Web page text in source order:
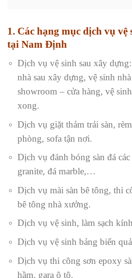
1. Các hạng mục dịch vụ vệ
tại Nam Định
Dịch vụ vệ sinh sau xây
nhà sau xây dựng, vệ sinh
showroom – cửa hàng, vệ
xong.
Dịch vụ giặt thảm trải sàn,
phòng, sofa tận nơi.
Dịch vụ đánh bóng sàn đá
granite, đá marble,…
Dịch vụ mài sàn bê tông, thi
bê tông nhà xưởng.
Dịch vụ vệ sinh, làm sạch
Dịch vụ vệ sinh bảng biển
Dịch vụ thi công sơn epoxy
hầm, gara ô tô.